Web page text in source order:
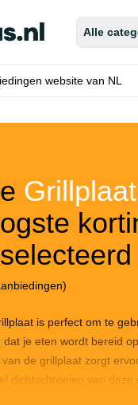
Alle
website van NL
is perfect om te
dat je eten wordt bereid
van de grillplaat zorgt
dichtschroeien van